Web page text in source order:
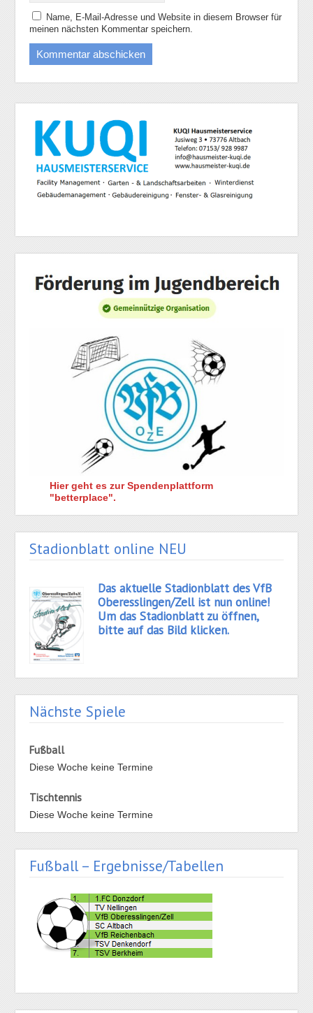
Name, E-Mail-Adresse und Website in diesem Browser für
meinen nächsten Kommentar speichern.
Hier geht es zur Spendenplattform
"betterplace".
Stadionblatt online NEU
Das aktuelle Stadionblatt des VfB
Oberesslingen/Zell ist nun online!
Um das Stadionblatt zu öffnen,
bitte auf das Bild klicken.
Nächste Spiele
Fußball
Diese Woche keine Termine
Tischtennis
Diese Woche keine Termine
Fußball – Ergebnisse/Tabellen